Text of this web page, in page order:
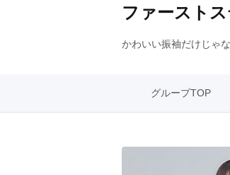
福島県(60)
岐阜県(85)
関西
大阪府(307)
ファースト
かわいい振袖だけじゃ
グループTOP